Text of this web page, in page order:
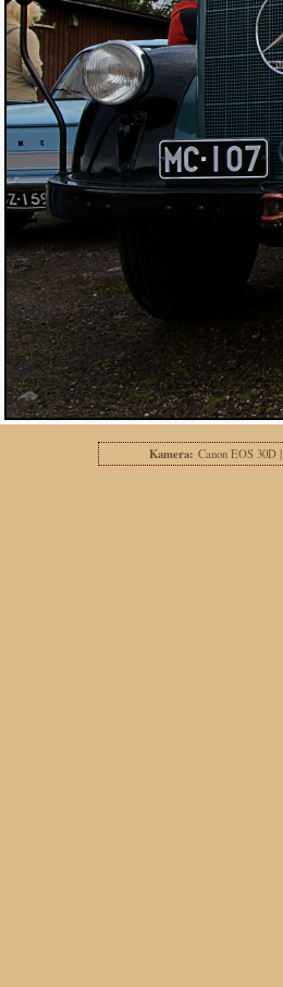
Kamera: Canon EOS 30D |